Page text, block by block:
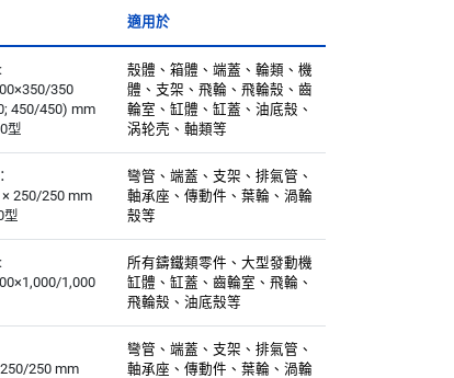
適用於
350
450/450) mm
型
殼體、箱體、端蓋、輪類、機
體、支架、飛輪、飛輪殼、齒
輪室、缸體、缸蓋、油底殼、
涡轮壳、軸類等
× 250/250 mm
型
彎管、端蓋、支架、排氣管、
軸承座、傳動件、葉輪、渦輪
殼等
1,000
所有鑄鐵類零件、大型發動機
缸體、缸蓋、齒輪室、飛輪、
飛輪殼、油底殼等
250 mm
彎管、端蓋、支架、排氣管、
軸承座、傳動件、葉輪、渦輪